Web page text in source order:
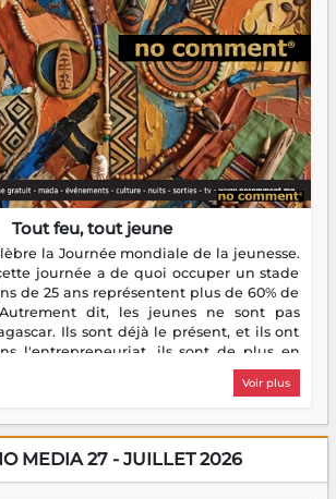
Tout feu, tout jeune
la Journée mondiale de la jeunesse.
journée a de quoi occuper un stade
de 25 ans représentent plus de 60% de
dit, les jeunes ne sont pas
Ils sont déjà le présent, et ils ont
l'entrepreneuriat, ils sont de plus en
à se lancer, à créer, à risquer — souvent
sans aide, mais toujours avec cette
la nuit. En culture, les nouvelles sont
Aina Rasamoelina vient de décrocher le
Afrique. Miangaly Elia rafle le Prix
Voir plus
MEDIA 27 - JUILLET 2026